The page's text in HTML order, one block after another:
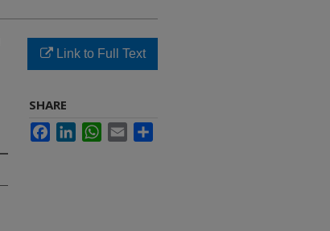
Link to Full Text
SHARE
FacebookLinkedInWhatsApp
Email